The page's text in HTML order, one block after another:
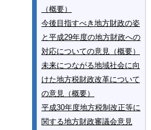
（概要）
今後目指すべき地方財政の姿
と平成29年度の地方財政への
対応についての意見（概要）
未来につながる地域社会に向
けた地方税財政改革について
の意見（概要）
平成30年度地方税制改正等に
関する地方財政審議会意見